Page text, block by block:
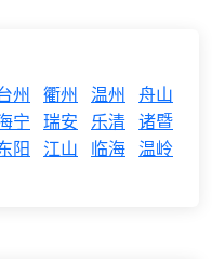
州 衢州 温州 舟山
宁 瑞安 乐清 诸暨
阳 江山 临海 温岭